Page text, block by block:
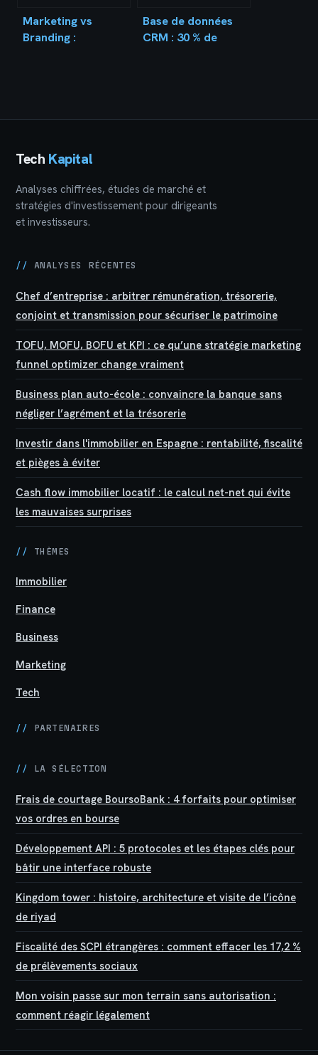
Marketing vs
Branding :
Base de données
CRM : 30 % de
Tech Kapital
Analyses chiffrées, études de marché et
stratégies d'investissement pour dirigeants
et investisseurs.
// ANALYSES RÉCENTES
Chef d’entreprise : arbitrer rémunération, trésorerie,
conjoint et transmission pour sécuriser le patrimoine
TOFU, MOFU, BOFU et KPI : ce qu’une stratégie marketing
funnel optimizer change vraiment
Business plan auto-école : convaincre la banque sans
négliger l’agrément et la trésorerie
Investir dans l'immobilier en Espagne : rentabilité, fiscalité
et pièges à éviter
Cash flow immobilier locatif : le calcul net-net qui évite
les mauvaises surprises
// THÈMES
Immobilier
Finance
Business
Marketing
Tech
// PARTENAIRES
// LA SÉLECTION
Frais de courtage BoursoBank : 4 forfaits pour optimiser
vos ordres en bourse
Développement API : 5 protocoles et les étapes clés pour
bâtir une interface robuste
Kingdom tower : histoire, architecture et visite de l’icône
de riyad
Fiscalité des SCPI étrangères : comment effacer les 17,2 %
de prélèvements sociaux
Mon voisin passe sur mon terrain sans autorisation :
comment réagir légalement